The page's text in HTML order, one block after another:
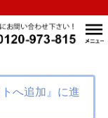
へ追加』に進